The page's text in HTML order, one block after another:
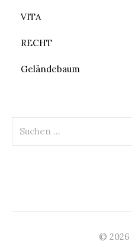
VITA
RECHT
Geländebaum
nach:
© 2026